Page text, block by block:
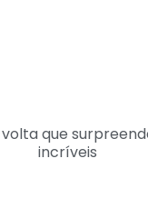
que
incríveis